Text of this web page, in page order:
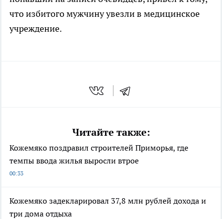
что избитого мужчину увезли в медицинское
учреждение.
Читайте также:
Кожемяко поздравил строителей Приморья, где
темпы ввода жилья выросли втрое
00:33
Кожемяко задекларировал 37,8 млн рублей дохода и
три дома отдыха